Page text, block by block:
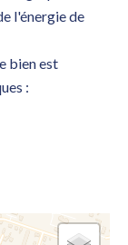
l'énergie de
bien est
: